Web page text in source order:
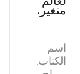
متغير.
اسم
الكتاب: